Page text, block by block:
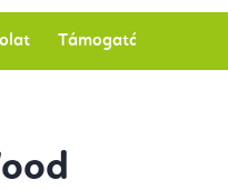
Támogatás